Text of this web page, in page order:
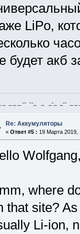
LiPo,
будет акб
_ _ _ _ -- --_ _ _-_ _-- _ _
Re: Аккумуляторы
« Ответ #5 : 19 Марта 2019,
where
that site?
Li-ion,